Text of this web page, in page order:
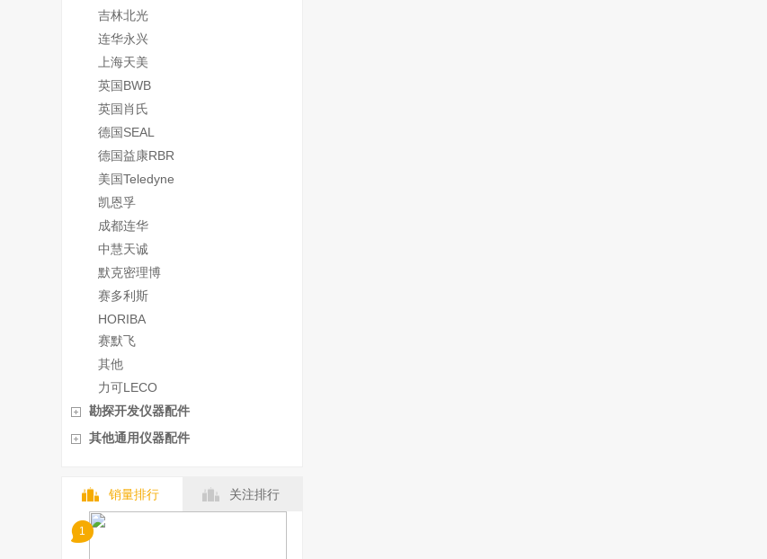
吉林北光
连华永兴
上海天美
英国BWB
英国肖氏
德国SEAL
德国益康RBR
美国Teledyne
凯恩孚
成都连华
中慧天诚
默克密理博
赛多利斯
HORIBA
赛默飞
其他
力可LECO
勘探开发仪器配件
其他通用仪器配件
销量排行 关注排行
1